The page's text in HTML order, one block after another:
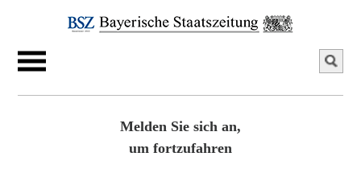
Melden Sie sich an,
um fortzufahren